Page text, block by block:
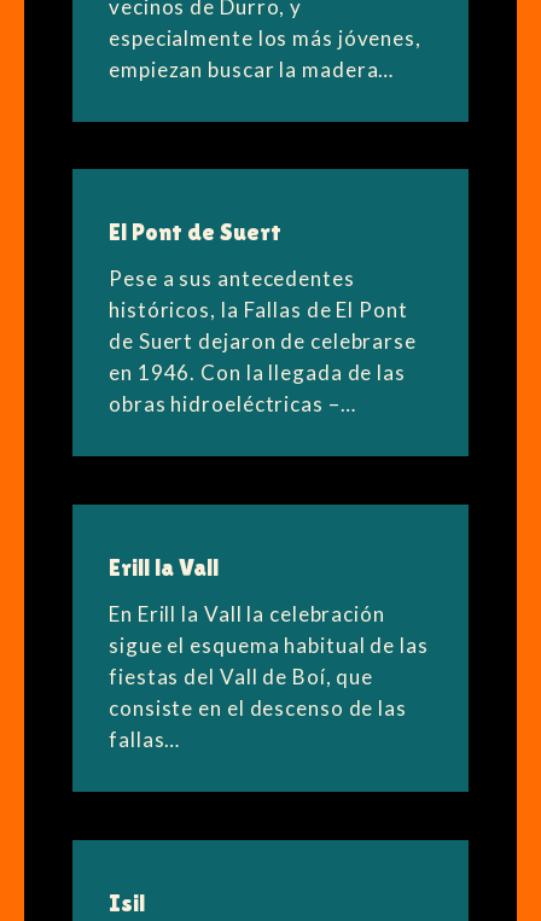
vecinos de Durro, y
especialmente los más jóvenes,
empiezan buscar la madera…
El Pont de Suert
Pese a sus antecedentes
históricos, la Fallas de El Pont
de Suert dejaron de celebrarse
en 1946. Con la llegada de las
obras hidroeléctricas –…
Erill la Vall
En Erill la Vall la celebración
sigue el esquema habitual de las
fiestas del Vall de Boí, que
consiste en el descenso de las
fallas…
Isil